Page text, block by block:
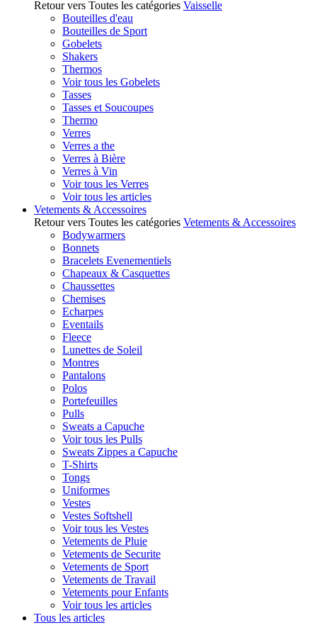
Retour vers Toutes les catégories Vaisselle
Bouteilles d'eau
Bouteilles de Sport
Gobelets
Shakers
Thermos
Voir tous les Gobelets
Tasses
Tasses et Soucoupes
Thermo
Verres
Verres a the
Verres à Bière
Verres à Vin
Voir tous les Verres
Voir tous les articles
Vetements & Accessoires
Retour vers Toutes les catégories Vetements & Accessoires
Bodywarmers
Bonnets
Bracelets Evenementiels
Chapeaux & Casquettes
Chaussettes
Chemises
Echarpes
Eventails
Fleece
Lunettes de Soleil
Montres
Pantalons
Polos
Portefeuilles
Pulls
Sweats a Capuche
Voir tous les Pulls
Sweats Zippes a Capuche
T-Shirts
Tongs
Uniformes
Vestes
Vestes Softshell
Voir tous les Vestes
Vetements de Pluie
Vetements de Securite
Vetements de Sport
Vetements de Travail
Vetements pour Enfants
Voir tous les articles
Tous les articles